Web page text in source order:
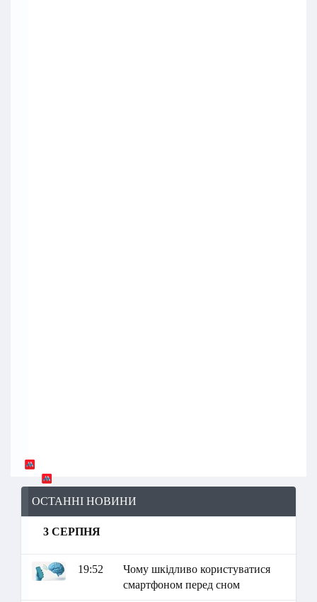
ОСТАННІ НОВИНИ
3 СЕРПНЯ
19:52
Чому шкідливо користуватися
смартфоном перед сном